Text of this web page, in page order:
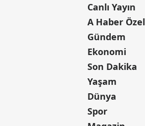
Canlı Yayın
A Haber Özel
Gündem
Ekonomi
Son Dakika
Yaşam
Dünya
Spor